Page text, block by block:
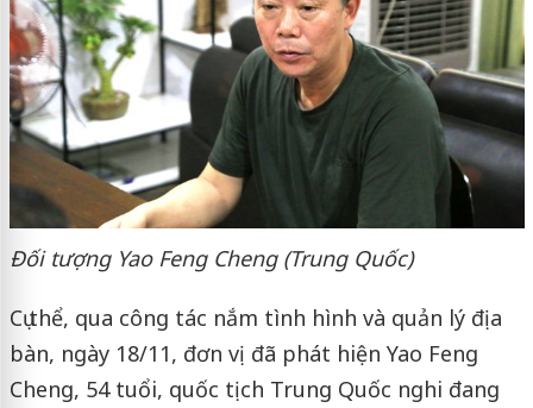
Đối tượng Yao Feng Cheng (Trung Quốc)
Cụ thể, qua công tác nắm tình hình và quản lý địa
bàn, ngày 18/11, đơn vị đã phát hiện Yao Feng
Cheng, 54 tuổi, quốc tịch Trung Quốc nghi đang